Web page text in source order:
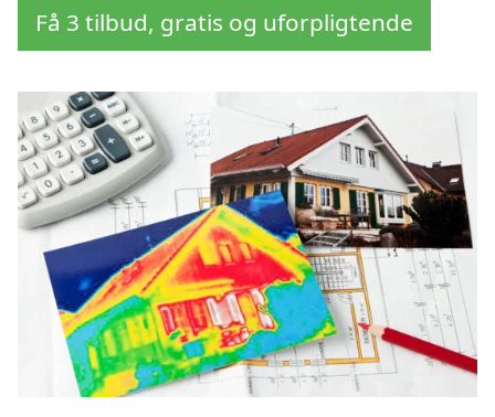
Få 3 tilbud, gratis og uforpligtende